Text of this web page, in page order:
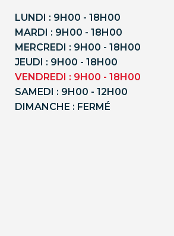
LUNDI : 9H00 - 18H00
MARDI : 9H00 - 18H00
MERCREDI : 9H00 - 18H00
JEUDI : 9H00 - 18H00
VENDREDI : 9H00 - 18H00
SAMEDI : 9H00 - 12H00
DIMANCHE : FERMÉ